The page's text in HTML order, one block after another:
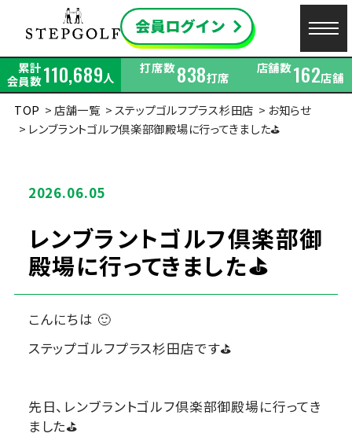
累計
会員数110,689人
打席数838打席
店舗数162店舗
TOP
店舗一覧 ステップゴルフプラス杉田店
お知らせ
レンブラントゴルフ倶楽部御殿場に行ってきました⛳
2026.06.05
レンブラントゴルフ倶楽部御
殿場に行ってきました⛳
こんにちは 🙂
ステップゴルフプラス杉田店です⛳
先日、レンブラントゴルフ倶楽部御殿場に行ってき
ました⛳